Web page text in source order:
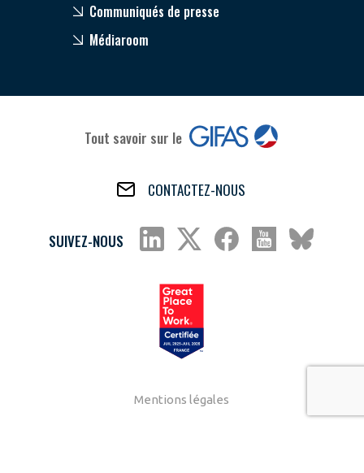
Communiqués de presse
Médiaroom
Tout savoir sur le
CONTACTEZ-NOUS
SUIVEZ-NOUS
Mentions légales